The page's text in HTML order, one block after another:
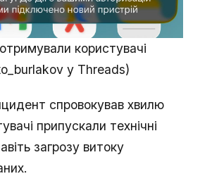
користувачі
у Threads)
спровокував хвилю
припускали технічні
загрозу витоку